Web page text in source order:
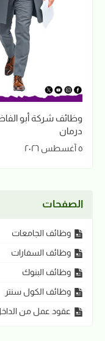
وظائف شركة أبو
درمان
٥ أغسطس ٢٠٢٦
الصفحات
وظائف الجامعات
وظائف السفارات
وظائف البنوك
وظائف الكول سنتر
عقود عمل من